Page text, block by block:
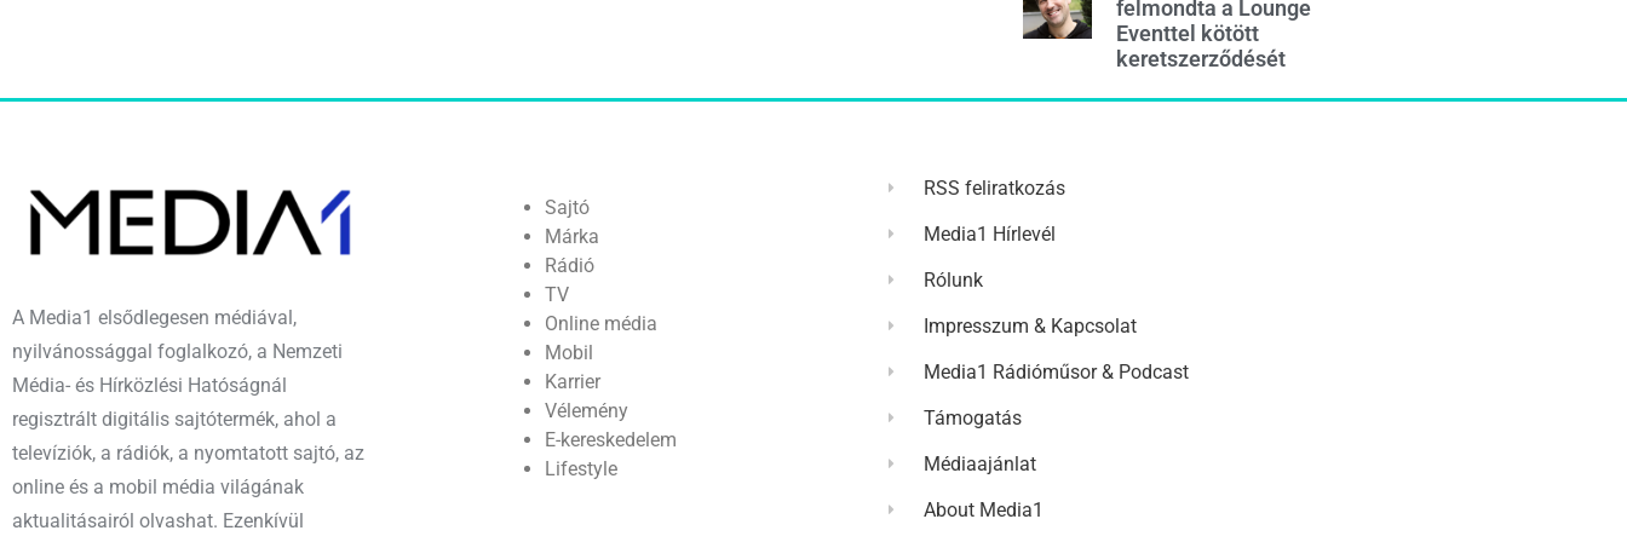
felmondta a Lounge
Eventtel kötött
keretszerződését
A Media1 elsődlegesen médiával,
nyilvánossággal foglalkozó, a Nemzeti
Média- és Hírközlési Hatóságnál
regisztrált digitális sajtótermék, ahol a
televíziók, a rádiók, a nyomtatott sajtó, az
online és a mobil média világának
aktualitásairól olvashat. Ezenkívül
Sajtó
Márka
Rádió
TV
Online média
Mobil
Karrier
Vélemény
E-kereskedelem
Lifestyle
RSS feliratkozás
Media1 Hírlevél
Rólunk
Impresszum & Kapcsolat
Media1 Rádióműsor & Podcast
Támogatás
Médiaajánlat
About Media1